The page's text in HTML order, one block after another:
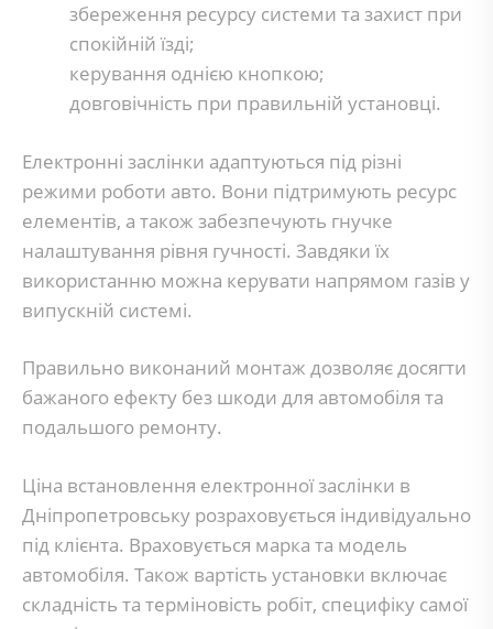
збереження ресурсу системи та захист при
спокійній їзді;
керування однією кнопкою;
довговічність при правильній установці.
Електронні заслінки адаптуються під різні
режими роботи авто. Вони підтримують ресурс
елементів, а також забезпечують гнучке
налаштування рівня гучності. Завдяки їх
використанню можна керувати напрямом газів у
випускній системі.
Правильно виконаний монтаж дозволяє досягти
бажаного ефекту без шкоди для автомобіля та
подальшого ремонту.
Ціна встановлення електронної заслінки в
Дніпропетровську розраховується індивідуально
під клієнта. Враховується марка та модель
автомобіля. Також вартість установки включає
складність та терміновість робіт, специфіку самої